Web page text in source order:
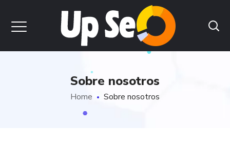
Sobre nosotros
Home Sobre nosotros